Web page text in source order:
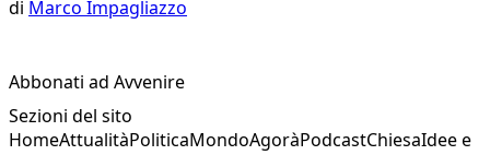
di Marco Impagliazzo
Abbonati ad Avvenire
Sezioni del sito
HomeAttualitàPoliticaMondoAgoràPodcastChiesaIdee e